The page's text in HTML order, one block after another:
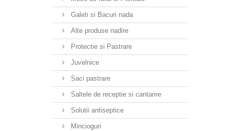
Galeti si Bacuri nada
Alte produse nadire
Protectie si Pastrare
Juvelnice
Saci pastrare
Saltele de receptie si cantarire
Solutii antiseptice
Mincioguri